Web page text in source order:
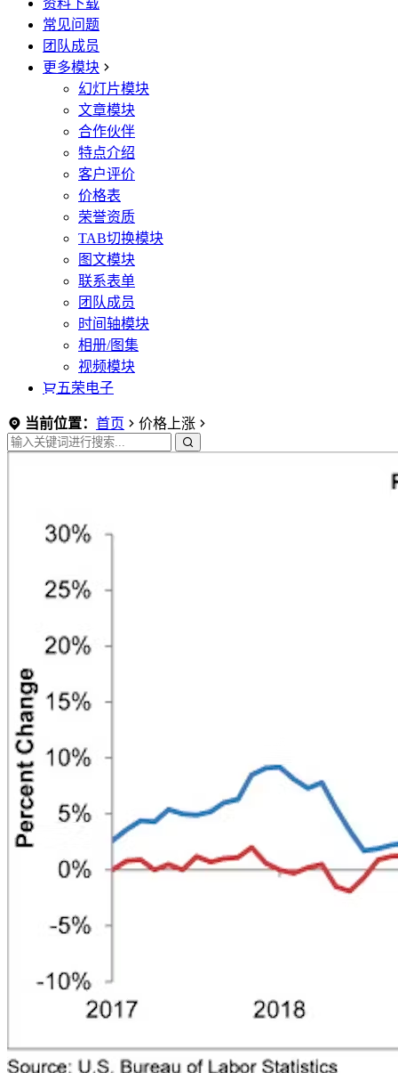
资料下载
常见问题
团队成员
更多模块
幻灯片模块
文章模块
合作伙伴
特点介绍
客户评价
价格表
荣誉资质
TAB切换模块
图文模块
联系表单
团队成员
时间轴模块
相册/图集
视频模块
五荣电子
当前位置： 首页 价格上涨